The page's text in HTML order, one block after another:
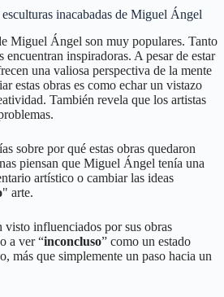
inacabadas de Miguel Ángel
Miguel Ángel son muy populares. Tanto
encuentran inspiradoras. A pesar de estar
una valiosa perspectiva de la mente
estas obras es como echar un vistazo
También revela que los artistas
sobre por qué estas obras quedaron
piensan que Miguel Ángel tenía una
artístico o cambiar las ideas
" arte.
visto influenciados por sus obras
a ver “inconcluso” como un estado
más que simplemente un paso hacia un